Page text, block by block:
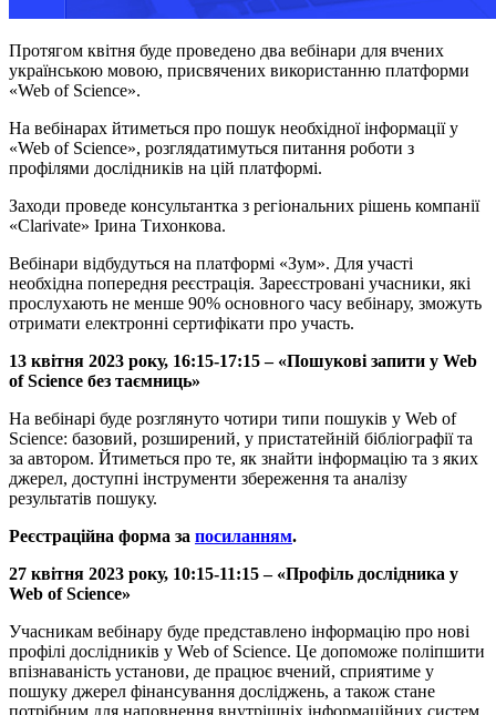
Протягом квітня буде проведено два вебінари для вчених
українською мовою, присвячених використанню платформи
«Web of Science».
На вебінарах йтиметься про пошук необхідної інформації у
«Web of Science», розглядатимуться питання роботи з
профілями дослідників на цій платформі.
Заходи проведе консультантка з регіональних рішень компанії
«Clarivate» Ірина Тихонкова.
Вебінари відбудуться на платформі «Зум». Для участі
необхідна попередня реєстрація. Зареєстровані учасники, які
прослухають не менше 90% основного часу вебінару, зможуть
отримати електронні сертифікати про участь.
13 квітня 2023 року, 16:15-17:15 – «Пошукові запити у Web
of Science без таємниць»
На вебінарі буде розглянуто чотири типи пошуків у Web of
Science: базовий, розширений, у пристатейній бібліографії та
за автором. Йтиметься про те, як знайти інформацію та з яких
джерел, доступні інструменти збереження та аналізу
результатів пошуку.
Реєстраційна форма за посиланням.
27 квітня 2023 року, 10:15-11:15 –«Профіль дослідника у
Web of Science»
Учасникам вебінару буде представлено інформацію про нові
профілі дослідників у Web of Science. Це допоможе поліпшити
впізнаваність установи, де працює вчений, сприятиме у
пошуку джерел фінансування досліджень, а також стане
потрібним для наповнення внутрішніх інформаційних систем